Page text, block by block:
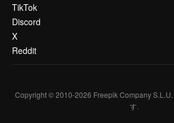
TikTok
Discord
X
Reddit
Copyright © 2010-2026 Freepik Company S.L.U.
す.